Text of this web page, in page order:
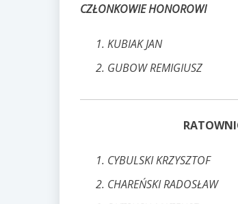
CZŁONKOWIE HONOROWI
KUBIAK JAN
GUBOW REMIGIUSZ
CYBULSKI KRZYSZTOF
CHAREŃSKI RADOSŁAW